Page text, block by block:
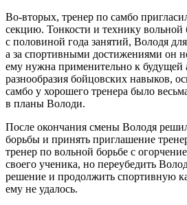
Во-вторых, тренер по самбо
секцию. Тонкости и технику вольной
с половиной года занятий, Володя
а за спортивными достижениями он
ему нужна применительно к будущей
разнообразия бойцовских навыков,
самбо у хорошего тренера было
в планы Володи.
После окончания смены Володя
борьбы и принять приглашение
тренер по вольной борьбе с
своего ученика, но переубедить
решение и продолжить спортивную
ему не удалось.